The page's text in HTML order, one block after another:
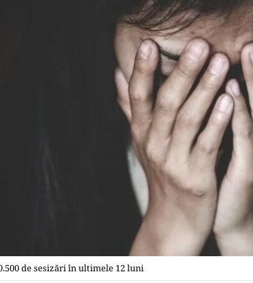
de sesizări în ultimele 12 luni